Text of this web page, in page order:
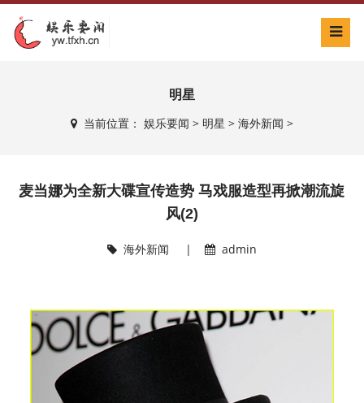
明星
当前位置： 娱乐要闻 > 明星 > 海外新闻 >
麦当娜为全新大碟宣传造势 马戏服造型再掀潮流旋
风(2)
海外新闻 | admin